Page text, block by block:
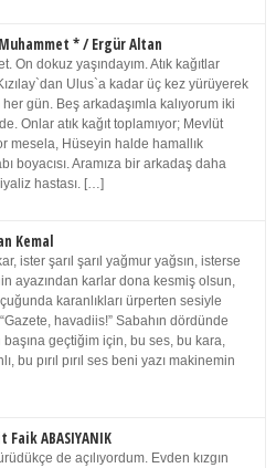
* / Ergür Altan
On dokuz yaşındayım. Atık kağıtlar
Ulus`a kadar üç kez yürüyerek
gün. Beş arkadaşımla kalıyorum iki
Onlar atık kağıt toplamıyor; Mevlüt
mesela, Hüseyin halde hamallık
boyacısı. Aramıza bir arkadaş daha
hastası. […]
Kemal
ister şarıl şarıl yağmur yağsın, isterse
ayazından karlar dona kesmiş olsun,
karanlıkları ürperten sesiyle
havadiis!” Sabahın dördünde
başına geçtiğim için, bu ses, bu kara,
bu pırıl pırıl ses beni yazı makinemin
ABASIYANIK
de açılıyordum. Evden kızgın